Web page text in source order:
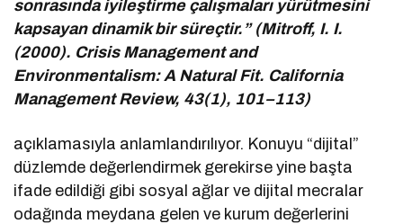
sonrasında iyileştirme çalışmaları yürütmesini
kapsayan dinamik bir süreçtir.” (Mitroff, I. I.
(2000). Crisis Management and
Environmentalism: A Natural Fit. California
Management Review, 43(1), 101–113)
açıklamasıyla anlamlandırılıyor. Konuyu “dijital”
düzlemde değerlendirmek gerekirse yine başta
ifade edildiği gibi sosyal ağlar ve dijital mecralar
odağında meydana gelen ve kurum değerlerini